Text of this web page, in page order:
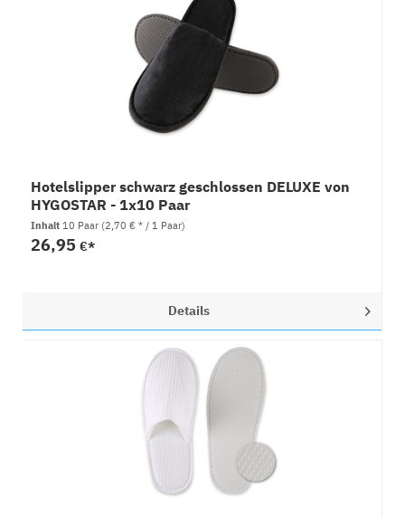
Hotelslipper schwarz geschlossen DELUXE von
HYGOSTAR - 1x10 Paar
Inhalt10 Paar (2,70 € * / 1 Paar)
26,95€*
Details